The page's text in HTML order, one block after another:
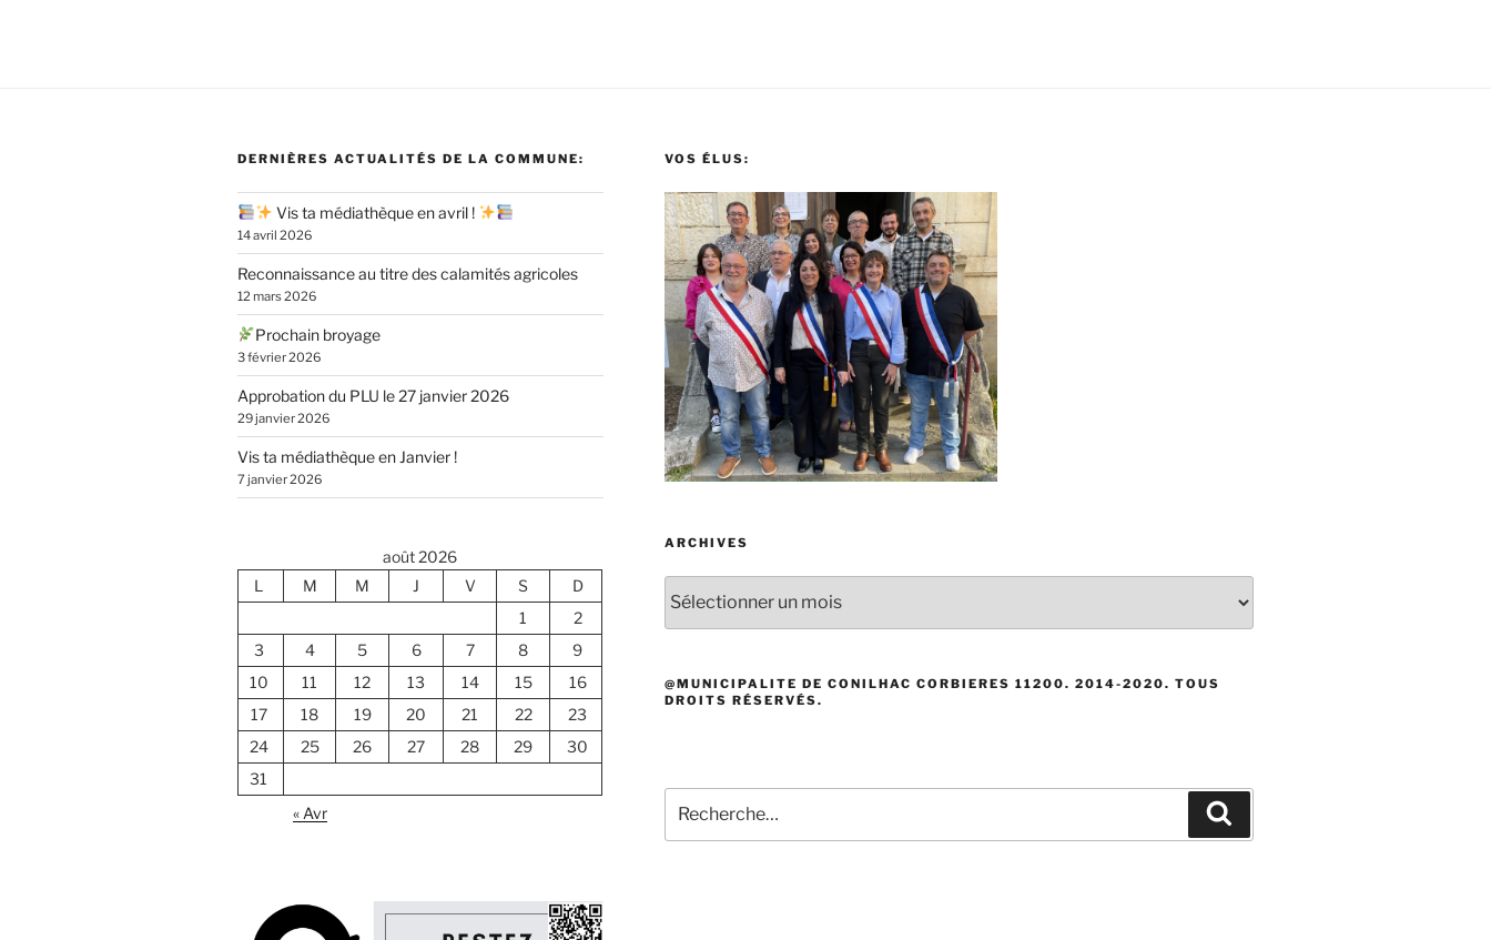
DERNIÈRES ACTUALITÉS DE LA COMMUNE:
Vis ta médiathèque en avril !
14 avril 2026
Reconnaissance au titre des calamités agricoles
12 mars 2026
Prochain broyage
3 février 2026
Approbation du PLU le 27 janvier 2026
29 janvier 2026
Vis ta médiathèque en Janvier !
7 janvier 2026
août 2026
L
M M J V S
D
1
2
3
4 5 6 7 8
9
10
11 12 13 14 15
16
17
18 19 20 21 22
23
24
25 26 27 28 29
30
31
« Avr
VOS ÉLUS:
ARCHIVES
@MUNICIPALITE DE CONILHAC CORBIERES 11200. 2014-2020. TOUS
DROITS RÉSERVÉS.
pour
: